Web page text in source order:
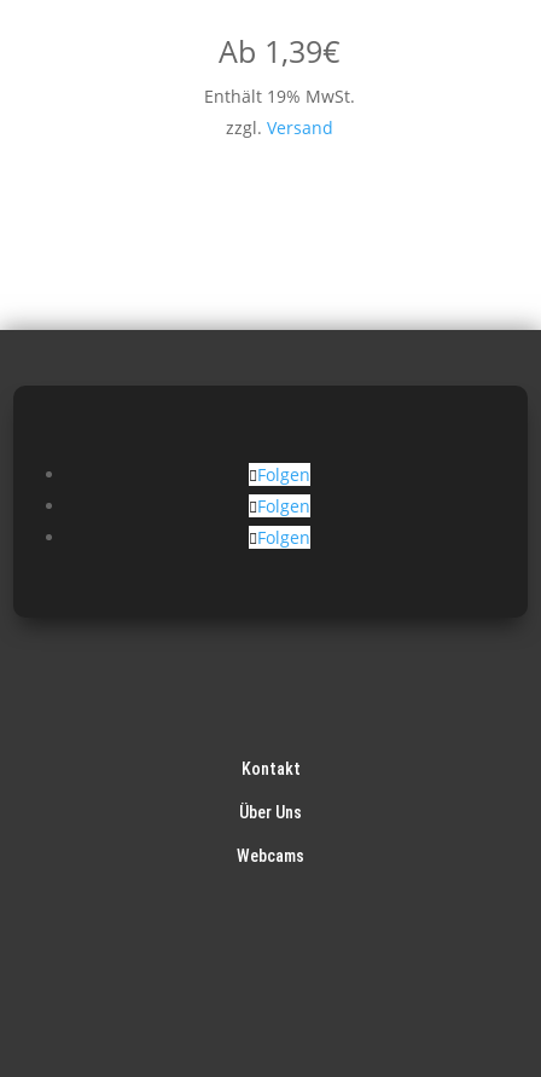
Ab 1,39€
Enthält 19% MwSt.
zzgl. Versand
Folgen
Folgen
Folgen
Kontakt
Über Uns
Webcams